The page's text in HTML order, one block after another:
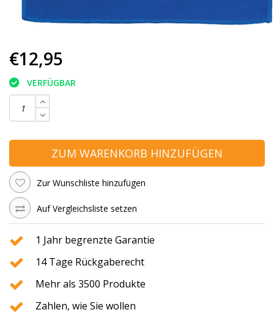
€12,95
VERFÜGBAR
ZUM WARENKORB HINZUFÜGEN
Zur Wunschliste hinzufügen
Auf Vergleichsliste setzen
1 Jahr begrenzte Garantie
14 Tage Rückgaberecht
Mehr als 3500 Produkte
Zahlen, wie Sie wollen